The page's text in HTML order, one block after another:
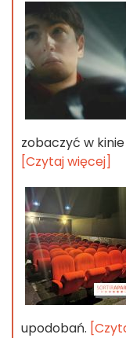
zobaczyć w
[Czytaj więcej]
upodobań.